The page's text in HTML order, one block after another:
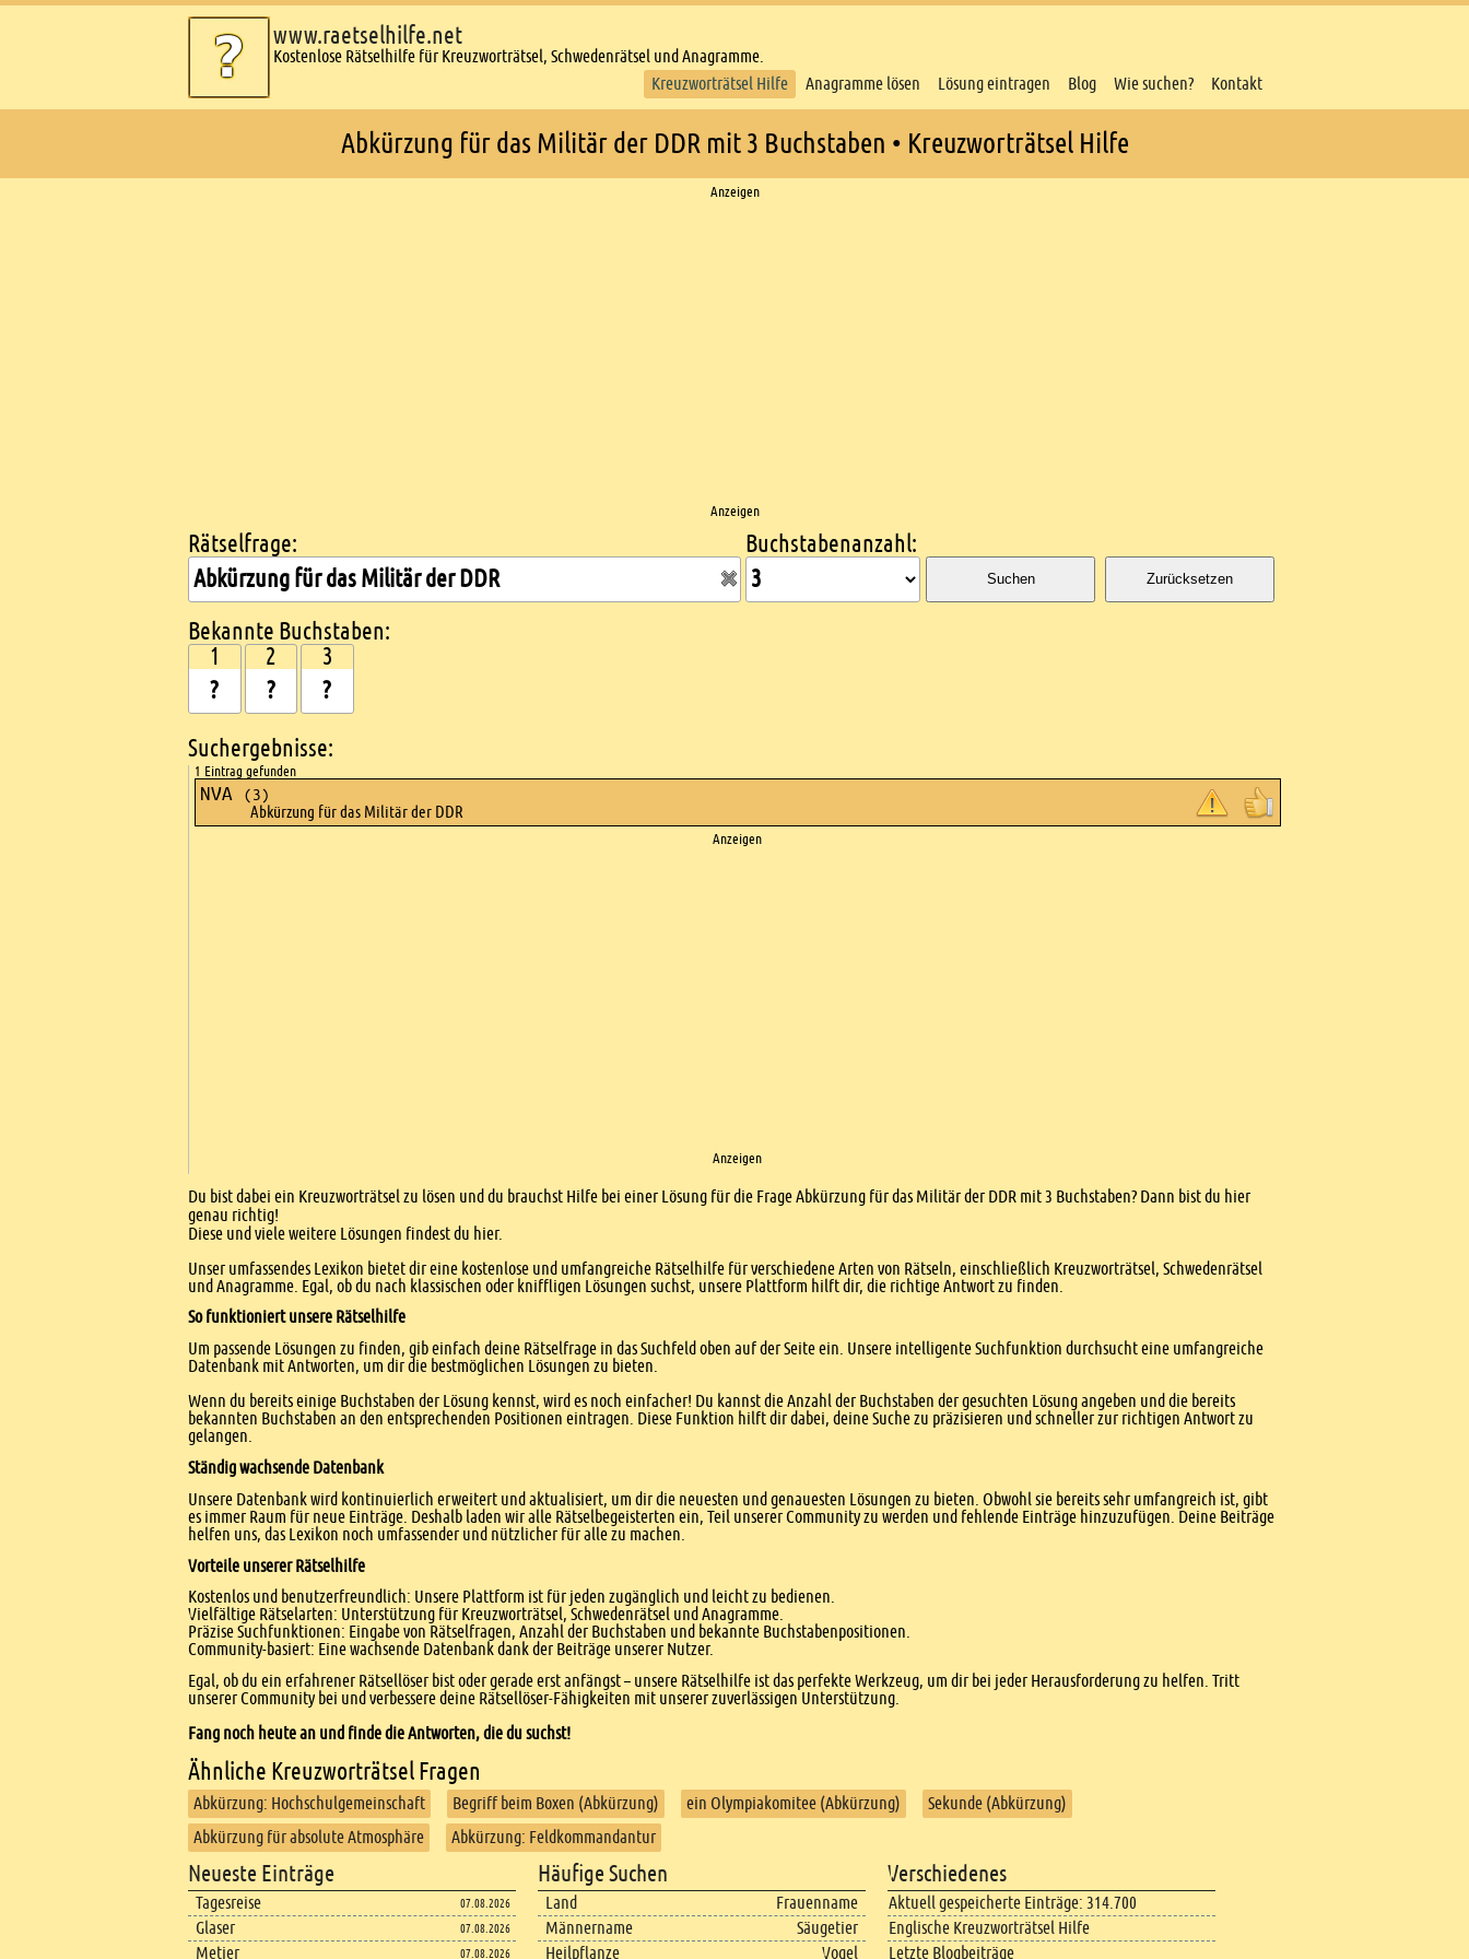
www.raetselhilfe.net
Kostenlose Rätselhilfe für Kreuzworträtsel, Schwedenrätsel und Anagramme.
Kreuzworträtsel Hilfe
Anagramme lösen Lösung eintragen Blog Wie suchen? Kontakt
Abkürzung für das Militär der DDR mit 3 Buchstaben • Kreuzworträtsel Hilfe
Anzeigen
Anzeigen
Kreuzworträtsel suchen
Rätselfrage: Buchstabenanzahl:
Suchen Zurücksetzen
Bekannte Buchstaben:
1 2 3
Suchergebnisse:
1 Eintrag gefunden
NVA (3)
Abkürzung für das Militär der DDR
Anzeigen
Anzeigen
Einleitung
Du bist dabei ein Kreuzworträtsel zu lösen und du brauchst Hilfe bei einer Lösung für die Frage Abkürzung für das Militär der DDR mit 3 Buchstaben? Dann bist du hier
genau richtig!
Diese und viele weitere Lösungen findest du hier.
Unser umfassendes Lexikon bietet dir eine kostenlose und umfangreiche Rätselhilfe für verschiedene Arten von Rätseln, einschließlich Kreuzworträtsel, Schwedenrätsel
und Anagramme. Egal, ob du nach klassischen oder kniffligen Lösungen suchst, unsere Plattform hilft dir, die richtige Antwort zu finden.
So funktioniert unsere Rätselhilfe
Um passende Lösungen zu finden, gib einfach deine Rätselfrage in das Suchfeld oben auf der Seite ein. Unsere intelligente Suchfunktion durchsucht eine umfangreiche
Datenbank mit Antworten, um dir die bestmöglichen Lösungen zu bieten.
Wenn du bereits einige Buchstaben der Lösung kennst, wird es noch einfacher! Du kannst die Anzahl der Buchstaben der gesuchten Lösung angeben und die bereits
bekannten Buchstaben an den entsprechenden Positionen eintragen. Diese Funktion hilft dir dabei, deine Suche zu präzisieren und schneller zur richtigen Antwort zu
gelangen.
Ständig wachsende Datenbank
Unsere Datenbank wird kontinuierlich erweitert und aktualisiert, um dir die neuesten und genauesten Lösungen zu bieten. Obwohl sie bereits sehr umfangreich ist, gibt
es immer Raum für neue Einträge. Deshalb laden wir alle Rätselbegeisterten ein, Teil unserer Community zu werden und fehlende Einträge hinzuzufügen. Deine Beiträge
helfen uns, das Lexikon noch umfassender und nützlicher für alle zu machen.
Vorteile unserer Rätselhilfe
Kostenlos und benutzerfreundlich: Unsere Plattform ist für jeden zugänglich und leicht zu bedienen.
Vielfältige Rätselarten: Unterstützung für Kreuzworträtsel, Schwedenrätsel und Anagramme.
Präzise Suchfunktionen: Eingabe von Rätselfragen, Anzahl der Buchstaben und bekannte Buchstabenpositionen.
Community-basiert: Eine wachsende Datenbank dank der Beiträge unserer Nutzer.
Egal, ob du ein erfahrener Rätsellöser bist oder gerade erst anfängst – unsere Rätselhilfe ist das perfekte Werkzeug, um dir bei jeder Herausforderung zu helfen. Tritt
unserer Community bei und verbessere deine Rätsellöser-Fähigkeiten mit unserer zuverlässigen Unterstützung.
Fang noch heute an und finde die Antworten, die du suchst!
Ähnliche Kreuzworträtsel Fragen
Abkürzung: Hochschulgemeinschaft Begriff beim Boxen (Abkürzung) ein Olympiakomitee (Abkürzung)
Sekunde (Abkürzung)
Abkürzung für absolute Atmosphäre
Abkürzung: Feldkommandantur
Footer content
Neueste Einträge
Tagesreise 07.08.2026
Glaser 07.08.2026
Metier 07.08.2026
Häufige Suchen
Land
Frauenname
Männername
Säugetier
Heilpflanze
Vogel
Verschiedenes
Aktuell gespeicherte Einträge: 314.700
Englische Kreuzworträtsel Hilfe
Letzte Blogbeiträge